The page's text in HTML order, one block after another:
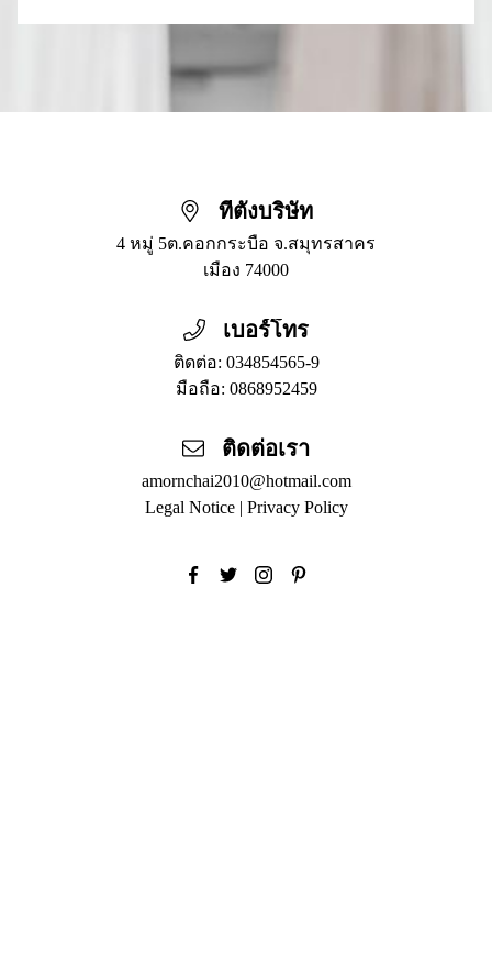
ที่ตั้งบริษัท
4 หมู่ 5ต.คอกกระบือ จ.สมุทรสาคร
เมือง 74000
เบอร์โทร
ติดต่อ: 034854565-9
มือถือ: 0868952459
ติดต่อเรา
amornchai2010@hotmail.com
Legal Notice| Privacy Policy